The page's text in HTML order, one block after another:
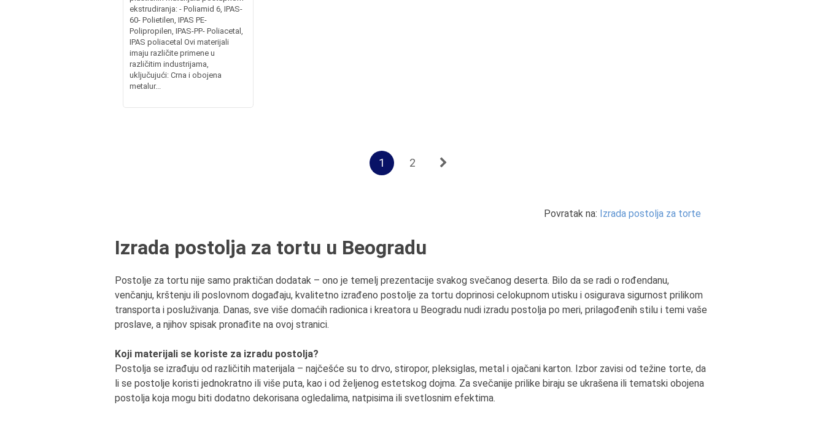
ekstrudiranja: - Poliamid 6, IPAS-
60- Polietilen, IPAS PE-
Polipropilen, IPAS-PP- Poliacetal,
IPAS poliacetal Ovi materijali
imaju različite primene u
različitim industrijama,
uključujući: Crna i obojena
metalur...
1 2
Povratak na: Izrada postolja za torte
Izrada postolja za tortu u Beogradu
Postolje za tortu nije samo praktičan dodatak – ono je temelj prezentacije svakog svečanog deserta. Bilo da se radi o rođendanu,
venčanju, krštenju ili poslovnom događaju, kvalitetno izrađeno postolje za tortu doprinosi celokupnom utisku i osigurava sigurnost prilikom
transporta i posluživanja. Danas, sve više domaćih radionica i kreatora u Beogradu nudi izradu postolja po meri, prilagođenih stilu i temi vaše
proslave, a njihov spisak pronađite na ovoj stranici.
Koji materijali se koriste za izradu postolja?
Postolja se izrađuju od različitih materijala – najčešće su to drvo, stiropor, pleksiglas, metal i ojačani karton. Izbor zavisi od težine torte, da
li se postolje koristi jednokratno ili više puta, kao i od željenog estetskog dojma. Za svečanije prilike biraju se ukrašena ili tematski obojena
postolja koja mogu biti dodatno dekorisana ogledalima, natpisima ili svetlosnim efektima.